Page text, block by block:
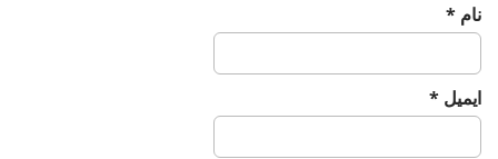
نام *
ایمیل *